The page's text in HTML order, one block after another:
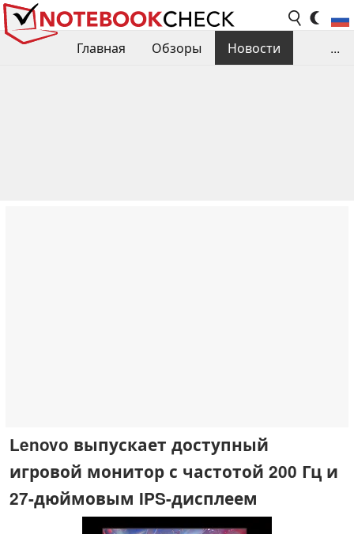
Главная Обзоры
Новости
...
Lenovo выпускает доступный
игровой монитор с частотой 200 Гц и
27-дюймовым IPS-дисплеем